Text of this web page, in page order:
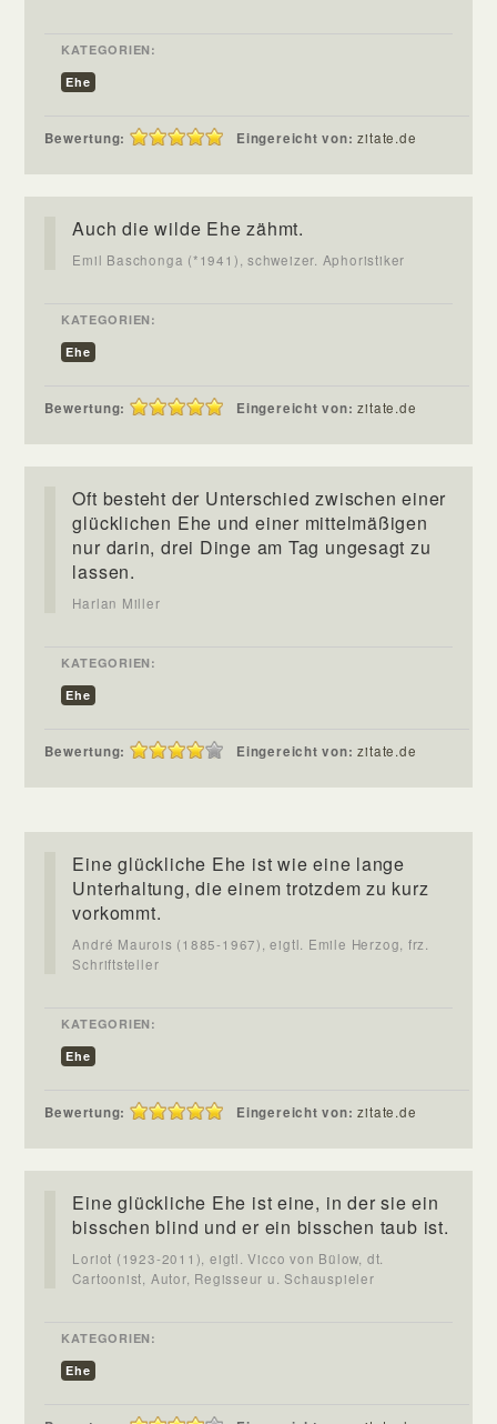
KATEGORIEN:
Ehe
Bewertung: Eingereicht von:zitate.de
Auch die wilde Ehe zähmt.
Emil Baschonga (*1941), schweizer. Aphoristiker
KATEGORIEN:
Ehe
Bewertung: Eingereicht von:zitate.de
Oft besteht der Unterschied zwischen einer
glücklichen Ehe und einer mittelmäßigen
nur darin, drei Dinge am Tag ungesagt zu
lassen.
Harlan Miller
KATEGORIEN:
Ehe
Bewertung: Eingereicht von:zitate.de
Eine glückliche Ehe ist wie eine lange
Unterhaltung, die einem trotzdem zu kurz
vorkommt.
André Maurois (1885-1967), eigtl. Emile Herzog, frz.
Schriftsteller
KATEGORIEN:
Ehe
Bewertung: Eingereicht von:zitate.de
Eine glückliche Ehe ist eine, in der sie ein
bisschen blind und er ein bisschen taub ist.
Loriot (1923-2011), eigtl. Vicco von Bülow, dt.
Cartoonist, Autor, Regisseur u. Schauspieler
KATEGORIEN:
Ehe